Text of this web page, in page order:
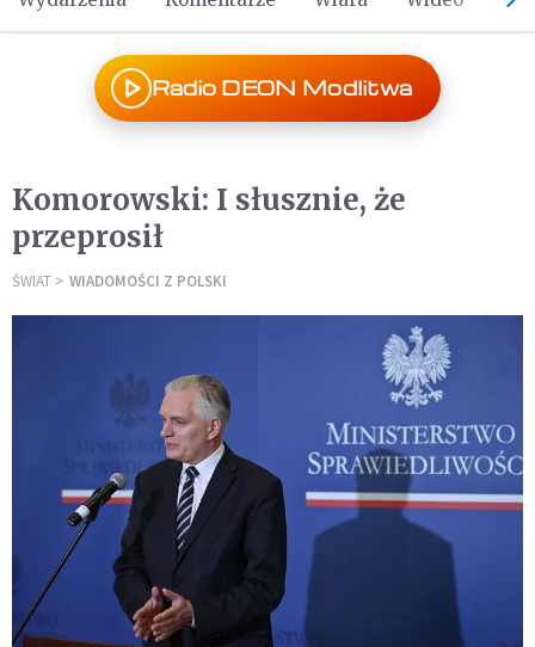
Radio DEON Modlitwa
Komorowski: I słusznie, że
przeprosił
ŚWIAT WIADOMOŚCI Z POLSKI